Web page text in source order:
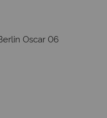
Oscar 06